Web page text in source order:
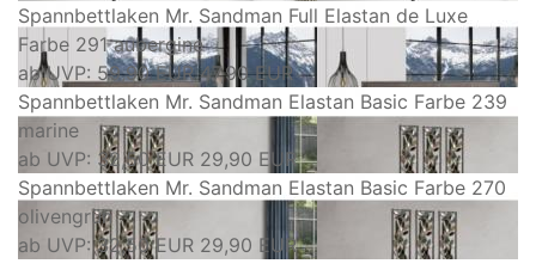
Spannbettlaken Mr. Sandman Full Elastan de Luxe
Farbe 291 aubergine
abUVP: 59,90 EUR 47,90 EUR
Spannbettlaken Mr. Sandman Elastan Basic Farbe 239
marine
ab UVP: 32,50 EUR 29,90 EUR
Spannbettlaken Mr. Sandman Elastan Basic Farbe 270
olivengrün
ab UVP: 32,50 EUR 29,90 EUR